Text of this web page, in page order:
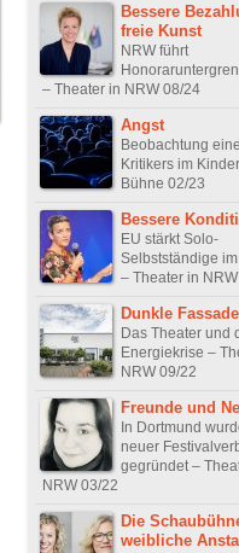
Bessere
freie Kunst
NRW führt
– Theater in NRW 08/24
Angst
Beobachtung
Kritikers im
Bühne 02/23
Bessere
EU stärkt Solo-
Selbstständige
– Theater in
Dunkle
Das Theater und
Energiekrise –
NRW 09/22
Freunde und
In Dortmund
neuer
gegründet –
NRW 03/22
Die
weibliche